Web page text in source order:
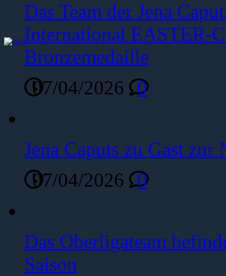
Das Team der Jena
International EASTER-
Bronzemedaille
07/04/2026
0
Jena Caputs zu Gast zur
07/04/2026
0
Das Oberligateam
Saison